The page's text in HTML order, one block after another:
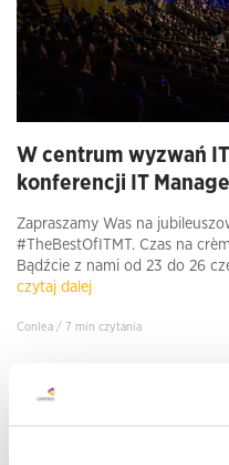
W centrum wyzwań
konferencji IT
Zapraszamy Was na
#TheBestOfITMT. Czas na
Bądźcie z nami od 23 do 26
czytaj dalej
Conlea / 7 min czytania